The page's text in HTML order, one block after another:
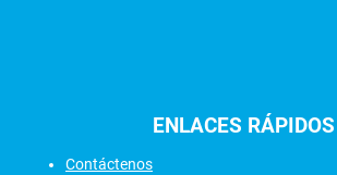
ENLACES RÁPIDOS
Contáctenos